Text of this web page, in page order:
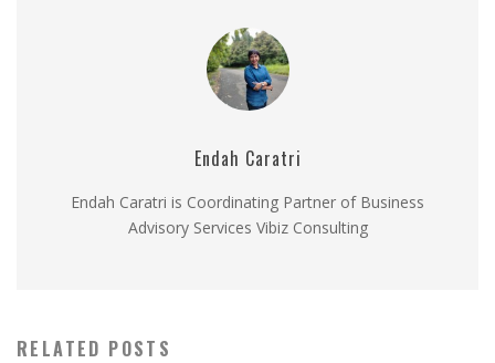
Endah Caratri
Endah Caratri is Coordinating Partner of Business
Advisory Services Vibiz Consulting
RELATED POSTS